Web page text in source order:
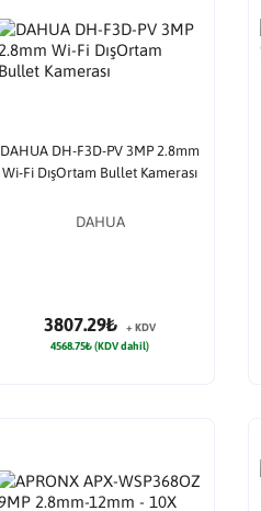
DAHUA DH-F3D-PV 3MP 2.8mm
Wi-Fi DışOrtam Bullet Kamerası
DAHUA
3807.29₺
+ KDV
4568.75₺ (KDV dahil)